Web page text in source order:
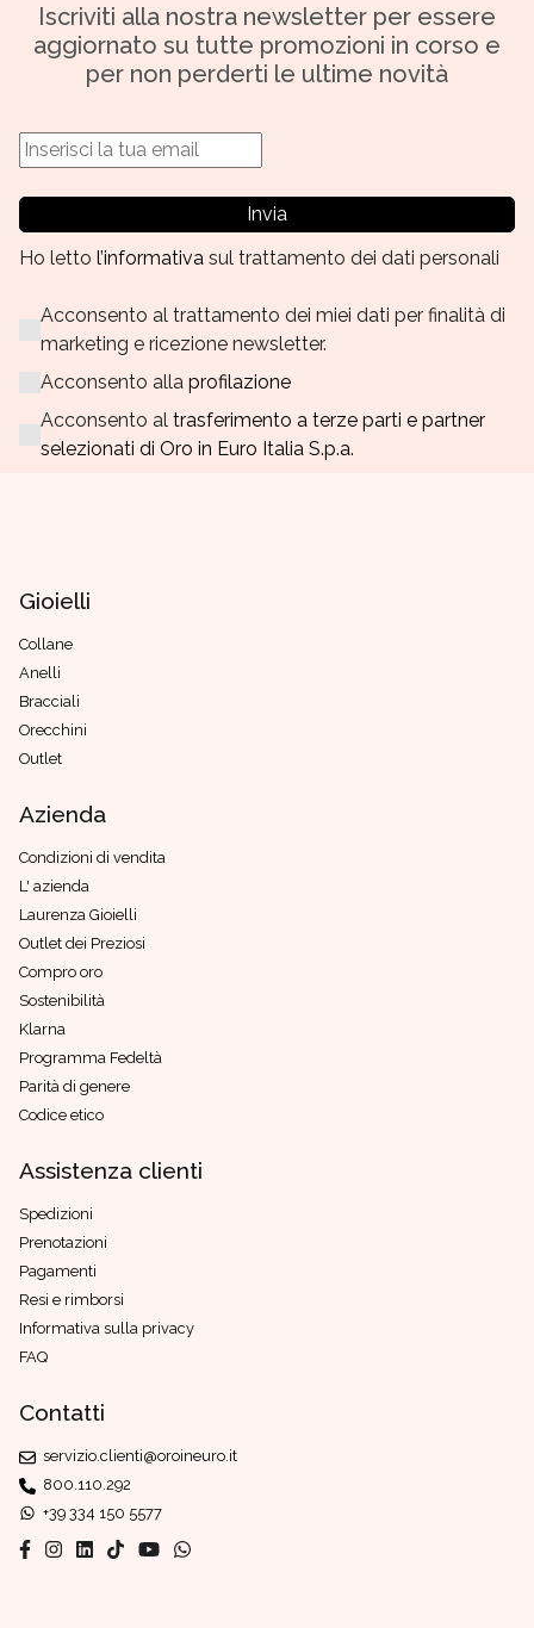
Iscriviti alla nostra newsletter per essere
aggiornato su tutte promozioni in corso e
per non perderti le ultime novità
Invia
Ho letto l’informativa sul trattamento dei dati personali
Acconsento al trattamento dei miei dati per finalità di
marketing e ricezione newsletter.
Acconsento alla profilazione
Acconsento al trasferimento a terze parti e partner
selezionati di Oro in Euro Italia S.p.a.
Gioielli
Collane
Anelli
Bracciali
Orecchini
Outlet
Azienda
Condizioni di vendita
L' azienda
Laurenza Gioielli
Outlet dei Preziosi
Compro oro
Sostenibilità
Klarna
Programma Fedeltà
Parità di genere
Codice etico
Assistenza clienti
Spedizioni
Prenotazioni
Pagamenti
Resi e rimborsi
Informativa sulla privacy
FAQ
Contatti
servizio.clienti@oroineuro.it
800.110.292
+39 334 150 5577